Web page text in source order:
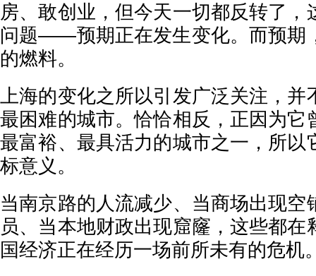
房、敢创业，但今天一切都反转了，
问题——预期正在发生变化。而预期
的燃料。
上海的变化之所以引发广泛关注，并
最困难的城市。恰恰相反，正因为它
最富裕、最具活力的城市之一，所以
标意义。
当南京路的人流减少、当商场出现空
员、当本地财政出现窟窿，这些都在
国经济正在经历一场前所未有的危机